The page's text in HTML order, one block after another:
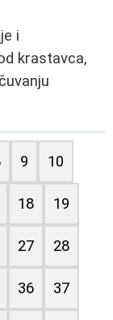
i
krastavca,
9 10
18 19
27 28
36 37